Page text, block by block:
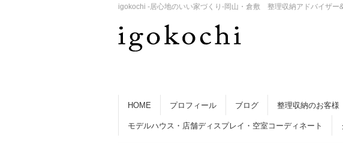
igokochi -居心地のいい家づくり-岡山・倉敷 整理収納アドバイザ
HOME プロフィール ブログ 整理収納のお客様
モデルハウス・店舗ディスプレイ・空室コーディネート